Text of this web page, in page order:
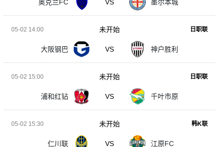
奥克兰FC VS 墨尔本城
05-02 14:00 日职联
大阪钢巴 VS 神户胜利
未开始
05-02 15:00 日职联
浦和红钻 VS 千叶市原
未开始
05-02 15:30 韩K联
仁川联 VS 江原FC
未开始